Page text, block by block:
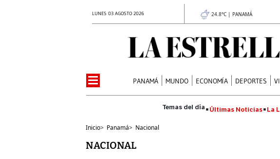
LUNES 03 AGOSTO 2026 24.8°C | PANAMÁ
PANAMÁ MUNDO ECONOMÍA DEPORTES
Últimas Noticias La
Inicio> Panamá> Nacional
NACIONAL